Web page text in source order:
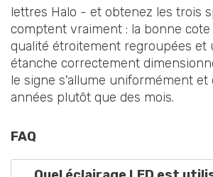
lettres Halo - et obtenez les trois
comptent vraiment : la bonne cote
qualité étroitement regroupées et
étanche correctement
le signe s'allume uniformément et
années plutôt que des mois.
FAQ